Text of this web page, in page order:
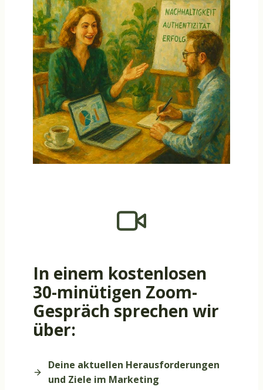
In einem kostenlosen
30-minütigen Zoom-
Gespräch sprechen wir
über:
Deine aktuellen Herausforderungen
und Ziele im Marketing